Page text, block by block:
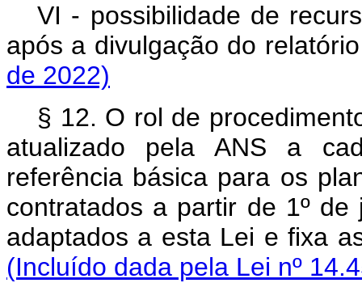
VI - possibilidade de
após a divulgação do
de 2022)
§ 12. O rol de
atualizado pela ANS a
referência básica para os
contratados a partir de 1º
adaptados a esta Lei e
(Incluído dada pela Lei nº